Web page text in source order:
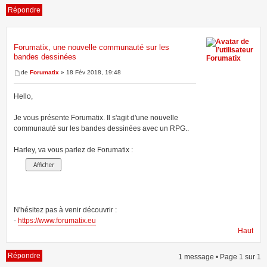
Répondre
1 message • Page1
Forumatix, une nouvelle communauté sur les
bandes dessinées
de Forumatix » 18 Fév 2018, 19:48
Hello,
Je vous présente Forumatix. Il s'agit d'une nouvelle
communauté sur les bandes dessinées avec un RPG..
Harley, va vous parlez de Forumatix :
N'hésitez pas à venir découvrir :
- https://www.forumatix.eu
Forumatix
Haut
Répondre 1 message • Page 1 sur 1